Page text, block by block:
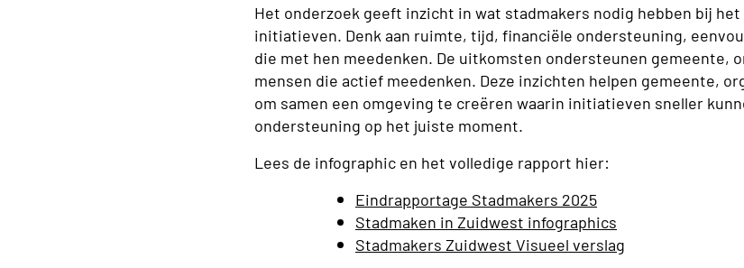
Het onderzoek geeft inzicht in wat stadmakers nodig hebben bij
initiatieven. Denk aan ruimte, tijd, financiële ondersteuning,
die met hen meedenken. De uitkomsten ondersteunen gemeente,
mensen die actief meedenken. Deze inzichten helpen gemeente,
om samen een omgeving te creëren waarin initiatieven sneller
ondersteuning op het juiste moment.
Lees de infographic en het volledige rapport hier:
Eindrapportage Stadmakers 2025
Stadmaken in Zuidwest infographics
Stadmakers Zuidwest Visueel verslag